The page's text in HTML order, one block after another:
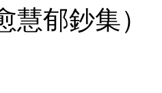
慧郁鈔集）